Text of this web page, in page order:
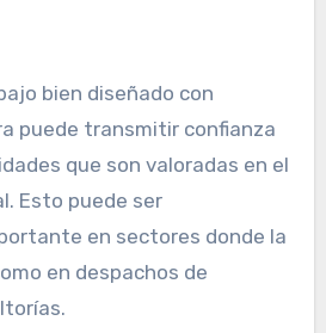
bien diseñado con
puede transmitir confianza
que son valoradas en el
Esto puede ser
en sectores donde la
en despachos de